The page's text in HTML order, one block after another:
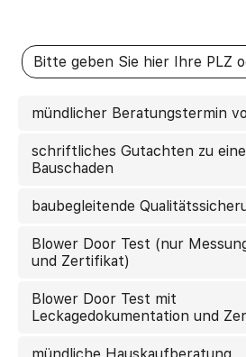
mündlicher Beratungstermin
schriftliches Gutachten zu
Bauschaden
baubegleitende
Blower Door Test (nur
und Zertifikat)
Blower Door Test mit
Leckagedokumentation und
mündliche Hauskaufberatung